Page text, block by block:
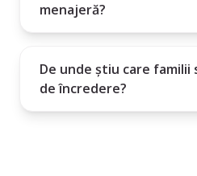
menajeră?
De unde știu care familii
de încredere?